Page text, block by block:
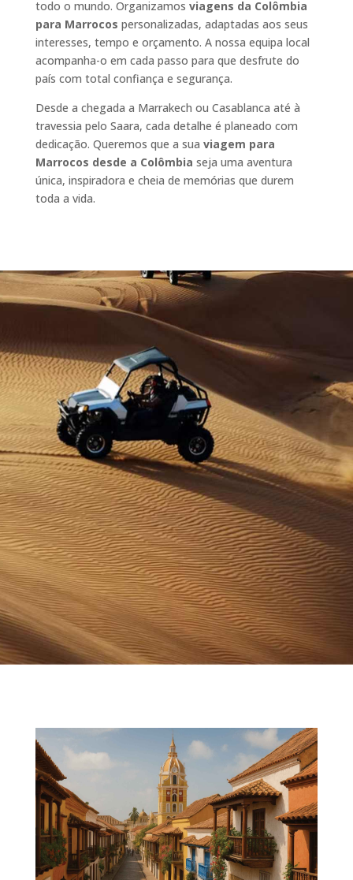
todo o mundo. Organizamos viagens da Colômbia
para Marrocos personalizadas, adaptadas aos seus
interesses, tempo e orçamento. A nossa equipa local
acompanha-o em cada passo para que desfrute do
país com total confiança e segurança.
Desde a chegada a Marrakech ou Casablanca até à
travessia pelo Saara, cada detalhe é planeado com
dedicação. Queremos que a sua viagem para
Marrocos desde a Colômbia seja uma aventura
única, inspiradora e cheia de memórias que durem
toda a vida.